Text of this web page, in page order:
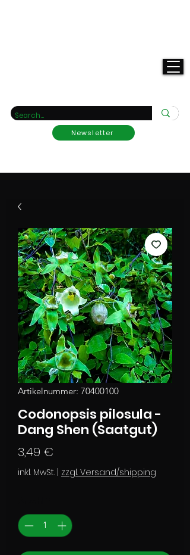
Newsletter
Artikelnummer: 70400100
Codonopsis pilosula -
Dang Shen (Saatgut)
3,49 €
inkl. MwSt. zzgl. Versand/shipping